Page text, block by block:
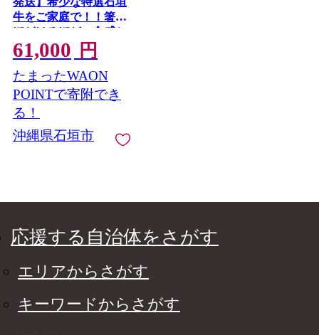
牛をご家庭で！！箸で
ほどけるほどの食感と
肉の旨味溢れるヒレス
テーキ 合計400g | 沖縄
石垣 特選 牛 ヒレ ステ
ーキ 肉 真空 冷凍 | IM-
69
61,000 円
たまったWAON
POINTで寄附でき
る！
沖縄県石垣市
応援する自治体をさがす
エリアからさがす
キーワードからさがす